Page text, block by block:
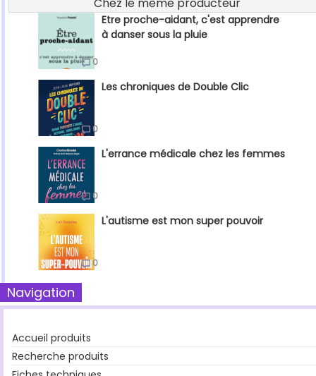
Etre proche-aidant, c'est apprendre
à danser sous la pluie
0
Les chroniques de Double Clic
0
L'errance médicale chez les femmes
0
L'autisme est mon super pouvoir
0
Navigation
Accueil produits
Recherche produits